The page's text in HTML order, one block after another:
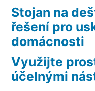
Stojan na
řešení pro
domácnosti
Využijte
účelnými